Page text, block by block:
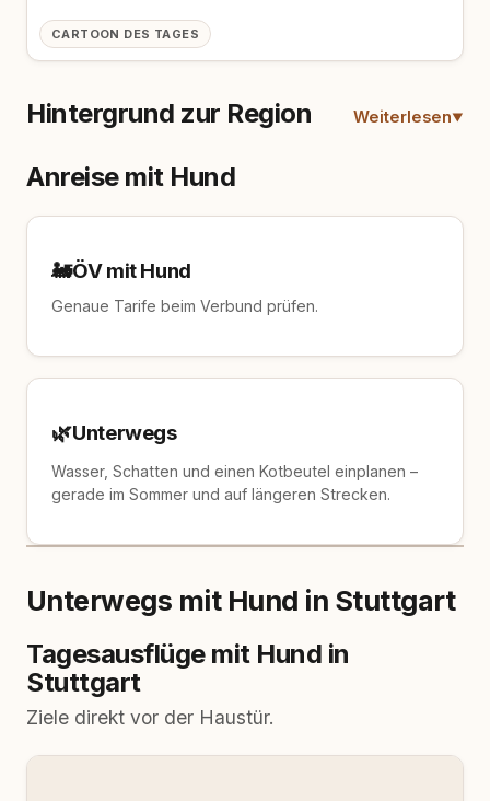
Hintergrund zur Region Weiterlesen
CARTOON DES TAGES
Anreise mit Hund
🚂ÖV mit Hund
Genaue Tarife beim Verbund prüfen.
🌿Unterwegs
Wasser, Schatten und einen Kotbeutel einplanen –
gerade im Sommer und auf längeren Strecken.
Unterwegs mit Hund in Stuttgart
Tagesausflüge mit Hund in
Stuttgart
Ziele direkt vor der Haustür.